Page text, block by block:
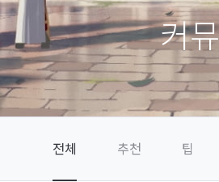
커
전체 추천 팁